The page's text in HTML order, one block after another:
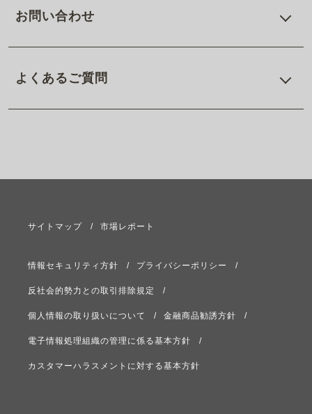
お問い合わせ
よくあるご質問
サイトマップ 市場レポート
情報セキュリティ方針 プライバシーポリシー
反社会的勢力との取引排除規定
個人情報の取り扱いについて 金融商品勧誘方針
電子情報処理組織の管理に係る基本方針
カスタマーハラスメントに対する基本方針